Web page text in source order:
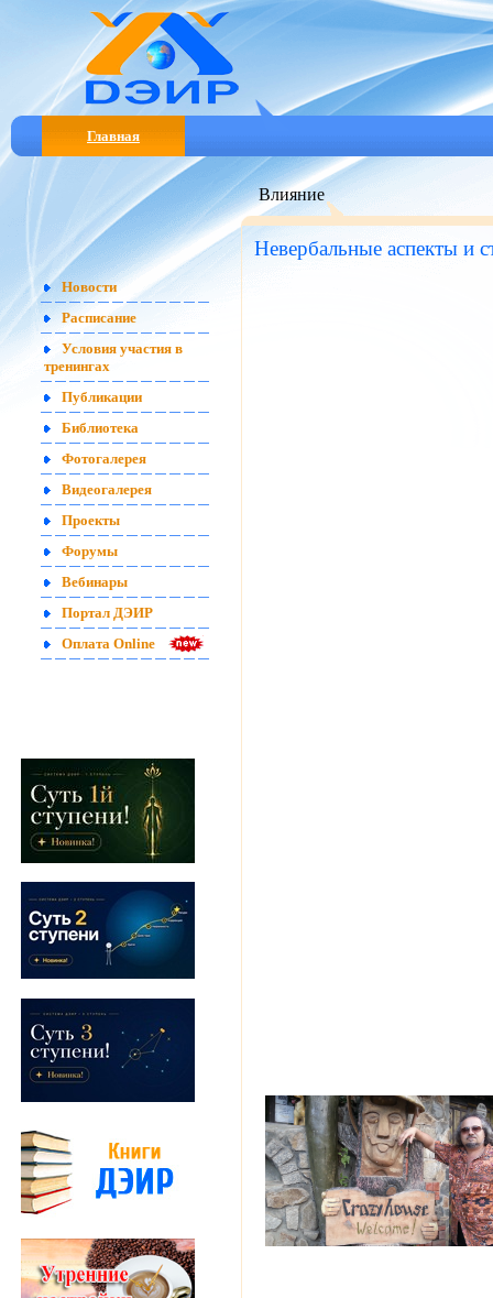
Главная
Новости
Расписание
Условия участия в
тренингах
Публикации
Библиотека
Фотогалерея
Видеогалерея
Проекты
Форумы
Вебинары
Портал ДЭИР
Оплата Online
Влияние
Невербальные аспекты и